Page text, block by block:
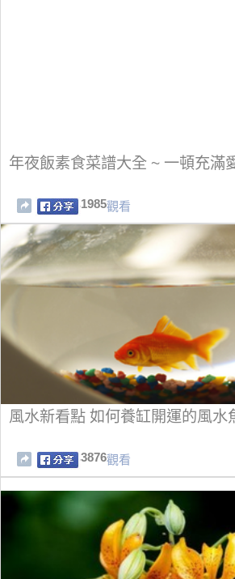
年夜飯素食菜譜大全 ~ 一頓充滿
1985觀看
風水新看點 如何養缸開運的風水
3876觀看